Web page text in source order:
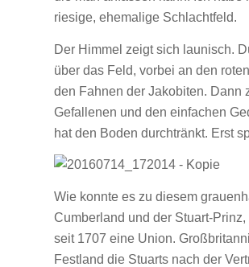
riesige, ehemalige Schlachtfeld.
Der Himmel zeigt sich launisch.
über das Feld, vorbei an den
den Fahnen der Jakobiten. Dann
Gefallenen und den einfachen
hat den Boden durchtränkt. Erst
Wie konnte es zu diesem
Cumberland und der Stuart-
seit 1707 eine Union.
Festland die Stuarts nach der